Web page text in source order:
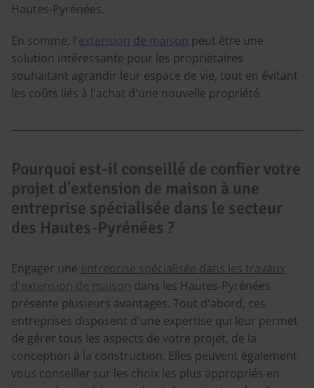
Hautes-Pyrénées.
En somme, l'extension de maison peut être une
solution intéressante pour les propriétaires
souhaitant agrandir leur espace de vie, tout en évitant
les coûts liés à l'achat d'une nouvelle propriété.
Pourquoi est-il conseillé de confier votre
projet d'extension de maison à une
entreprise spécialisée dans le secteur
des Hautes-Pyrénées ?
Engager une entreprise spécialisée dans les travaux
d'extension de maison dans les Hautes-Pyrénées
présente plusieurs avantages. Tout d'abord, ces
entreprises disposent d'une expertise qui leur permet
de gérer tous les aspects de votre projet, de la
conception à la construction. Elles peuvent également
vous conseiller sur les choix les plus appropriés en